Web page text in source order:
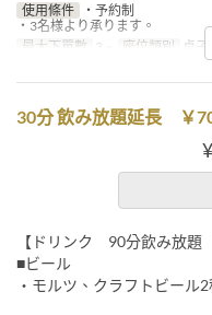
使用條件
・予約制
・3名様より承ります。
最大下單數
3 ~ 座位類別 桌
30分 飲み放題延長 ￥
【ドリンク 90分飲み放題
■ビール
・モルツ、クラフトビール2